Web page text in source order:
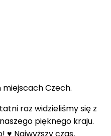
Czech.
raz widzieliśmy się z
pięknego kraju.